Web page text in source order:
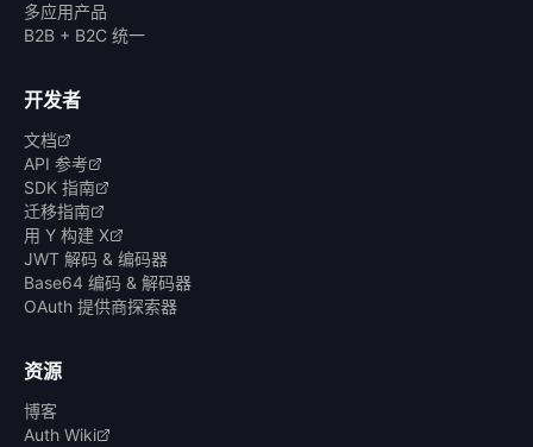
多应用产品
B2B + B2C 统一
开发者
文档
API 参考
SDK 指南
迁移指南
用 Y 构建 X
JWT 解码 & 编码器
Base64 编码 & 解码器
OAuth 提供商探索器
资源
博客
Auth Wiki